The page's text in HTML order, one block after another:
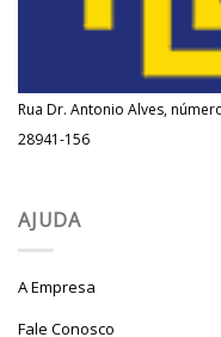
Rua Dr. Antonio Alves,
28941-156
AJUDA
A Empresa
Fale Conosco